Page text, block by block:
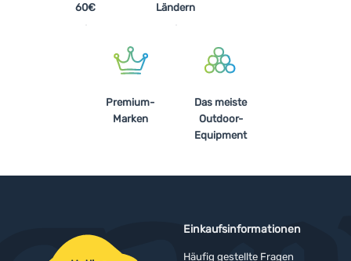
60€
Ländern
Premium-
Marken
Das meiste
Outdoor-
Equipment
Einkaufsinformationen
Häufig gestellte Fragen